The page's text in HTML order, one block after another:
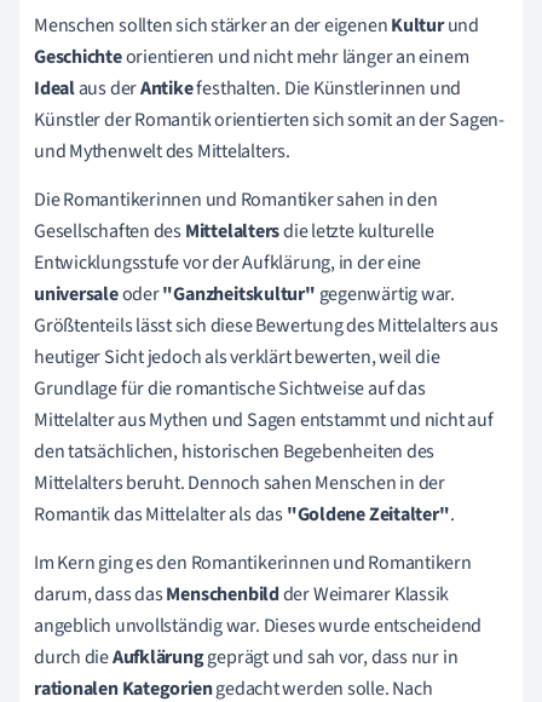
Menschen sollten sich stärker an der eigenenKulturund
Geschichteorientieren und nicht mehr länger an einem
Idealaus derAntikefesthalten. Die Künstlerinnen und
Künstler der Romantik orientierten sich somit an der Sagen-
und Mythenwelt des Mittelalters.
Die Romantikerinnen und Romantiker sahen in den
Gesellschaften desMittelaltersdie letzte kulturelle
Entwicklungsstufe vor der Aufklärung, in der eine
universaleoder"Ganzheitskultur" gegenwärtig war.
Größtenteils lässt sich diese Bewertung des Mittelalters aus
heutiger Sicht jedoch als verklärt bewerten, weil die
Grundlage für die romantische Sichtweise auf das
Mittelalter aus Mythen und Sagen entstammt und nicht auf
den tatsächlichen, historischen Begebenheiten des
Mittelalters beruht. Dennoch sahen Menschen in der
Romantik das Mittelalter als das"Goldene Zeitalter".
Im Kern ging es den Romantikerinnen und Romantikern
darum, dass dasMenschenbildder Weimarer Klassik
angeblich unvollständig war. Dieses wurde entscheidend
durch dieAufklärunggeprägt und sah vor, dass nur in
rationalen Kategoriengedacht werden solle. Nach